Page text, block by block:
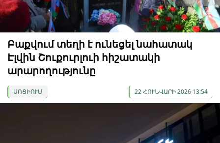
Բաքվում տեղի է ունեցել նահատակ
Էլվին Շուքուրլուի հիշատակի
արարողությունը
ՍՈՑԻՈՒՄ 22 ՀՈՒՆՎԱՐԻ 2026 13:54